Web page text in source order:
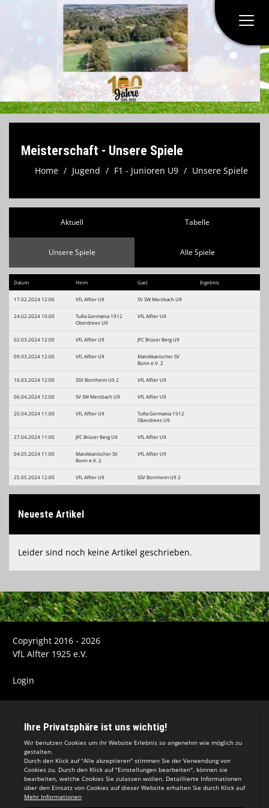
Verein
Spielstätten
Formulare & Anträge
Kontaktdaten
Meisterschaft - Unsere Spiele
Home Jugend F1 - Junioren U9 Unsere Spiele
Aktuell Tabelle
Unsere Spiele Alle Spiele
Datum Heim Gast Ergebnis
17.02.2024 12:00 VfL Alfter U9 SV SW Merzbach U9
24.02.2024 10:00
TuRa Germania 1912
Oberdrees U9
VfL Alfter U9
02.03.2024 12:00 VfL Alfter U9 JFC Brüser Berg U9
09.03.2024 12:00 VfL Alfter U9
Marokkanischer SV
Bonn e.V. 2
16.03.2024 12:00 SSV Bornheim U9 2 VfL Alfter U9
06.04.2024 12:00 SV SW Merzbach U9 VfL Alfter U9
20.04.2024 11:00 VfL Alfter U9
TuRa Germania 1912
Oberdrees U9
27.04.2024 11:00 JFC Brüser Berg U9 VfL Alfter U9
04.05.2024 11:00
Marokkanischer SV
Bonn e.V. 2
VfL Alfter U9
25.05.2024 12:00 VfL Alfter U9 SSV Bornheim U9 2
Neueste Artikel
Leider sind noch keine Artikel geschrieben.
Copyright 2016 - 2026
VfL Alfter 1925 e.V.
Login
Datenschutzerklärung
Teamsports 2
Dein Sportverein online